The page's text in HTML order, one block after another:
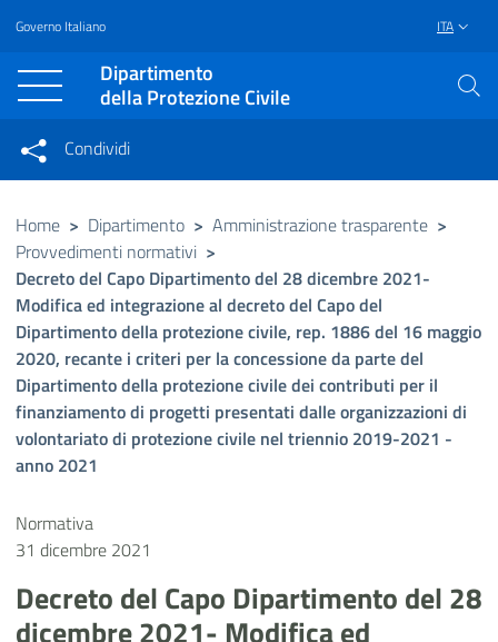
Vai al contenuto principale
Raggiungi il piè di pagina
Governo Italiano ITA
Dipartimento
della Protezione Civile
Condividi su Facebook
Condividi su Twitter
Condividi su LinkedIn
Condividi
Condividi sui social network
Home > Dipartimento > Amministrazione trasparente >
Provvedimenti normativi >
Decreto del Capo Dipartimento del 28 dicembre 2021-
Modifica ed integrazione al decreto del Capo del
Dipartimento della protezione civile, rep. 1886 del 16 maggio
2020, recante i criteri per la concessione da parte del
Dipartimento della protezione civile dei contributi per il
finanziamento di progetti presentati dalle organizzazioni di
volontariato di protezione civile nel triennio 2019-2021 -
anno 2021
Normativa
31 dicembre 2021
Decreto del Capo Dipartimento del 28
dicembre 2021- Modifica ed